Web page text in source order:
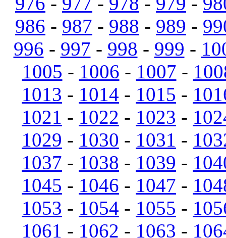
986 - 987 - 988 - 989 -
996 - 997 - 998 - 999 -
1005 - 1006 - 1007 -
1013 - 1014 - 1015 -
1021 - 1022 - 1023 -
1029 - 1030 - 1031 -
1037 - 1038 - 1039 -
1045 - 1046 - 1047 -
1053 - 1054 - 1055 -
1061 - 1062 - 1063 -